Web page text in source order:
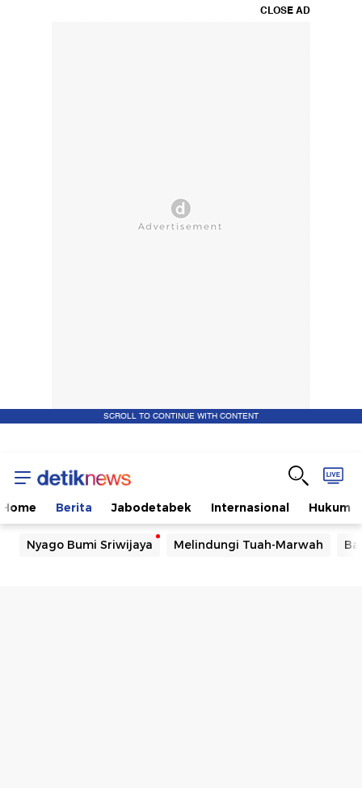
CLOSE AD
SCROLL TO CONTINUE WITH CONTENT
Home Berita Jabodetabek Internasional Hukum
Nyago Bumi Sriwijaya Melindungi Tuah-Marwah